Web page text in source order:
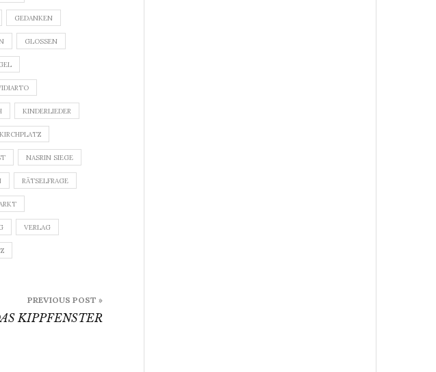
GEDANKEN
GLOSSEN
KINDERLIEDER
NASRIN SIEGE
RÄTSELFRAGE
VERLAG
PREVIOUS POST »
KIPPFENSTER